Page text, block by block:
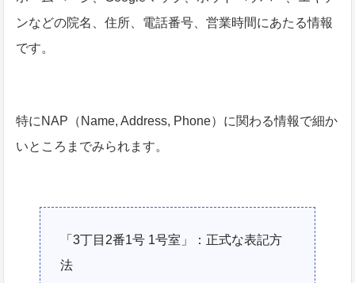
ンなどの院名、住所、電話番号、営業時間にあたる情報
です。
特にNAP（Name, Address, Phone）に関わる情報で細か
いところまでみられます。
「3丁目2番1号 1号室」：正式な表記方
法